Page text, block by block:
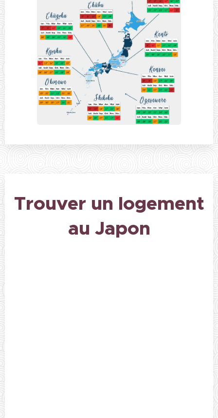
Trouver un logement
au Japon